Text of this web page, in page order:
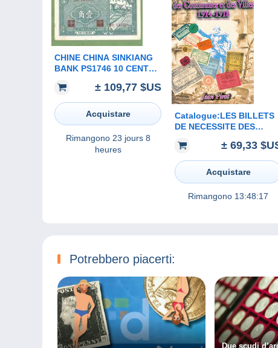
CHINE CHINA SINKIANG
BANK PS1746 10 CENTS
± 109,77 $US
Acquistare
Rimangono 23 jours 8
heures
Catalogue:LES BILLETS
DE NECESSITE DES
VILLES 1914-1918 Par J.
PIROT// (60€ France avec
frais de Port)
± 69,33
Acquistare
Rimangono 13:48:17
Potrebbero piacerti:
Due scudi